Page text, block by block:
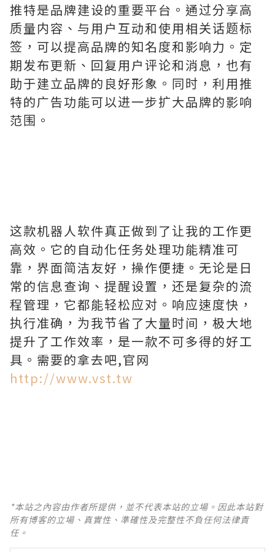
推特是品牌建设的重要平台。通过分享高
质量内容、与用户互动和使用相关话题标
签，可以提高品牌的知名度和影响力。定
期发布更新、回复用户评论和消息，也有
助于建立品牌的良好形象。同时，利用推
特的广告功能可以进一步扩大品牌的影响
范围。
这款机器人软件真正做到了让我的工作更
高效。它的自动化任务处理功能精准可
靠，界面简洁友好，操作便捷。无论是日
常的信息查询、提醒设置，还是复杂的流
程管理，它都能轻松应对。响应速度快，
执行准确，为我节省了大量时间，极大地
提升了工作效率，是一款不可多得的好工
具。需要的拿去吧,官网
http://www.vst.tw
*本站之內容由作者所提供，並不代表本站的立場。因此本站對
所有博客的立場、真實性、準確性及完整性不負任何法律責
任。